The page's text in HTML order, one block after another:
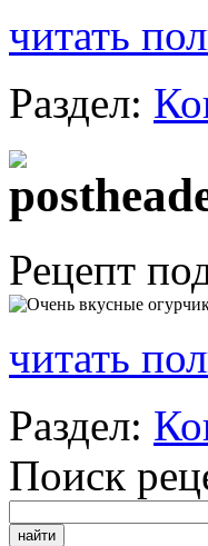
читать
Раздел:
Рецепт
читать
Раздел:
Поиск